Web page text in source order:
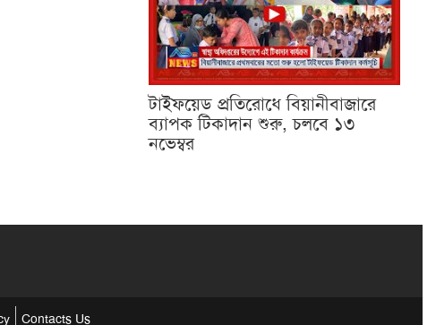
টাইফয়েড প্রতিরোধে বিয়ানীবাজারে
ব্যাপক টিকাদান শুরু, চলবে ১৩
নভেম্বর
Contacts Us